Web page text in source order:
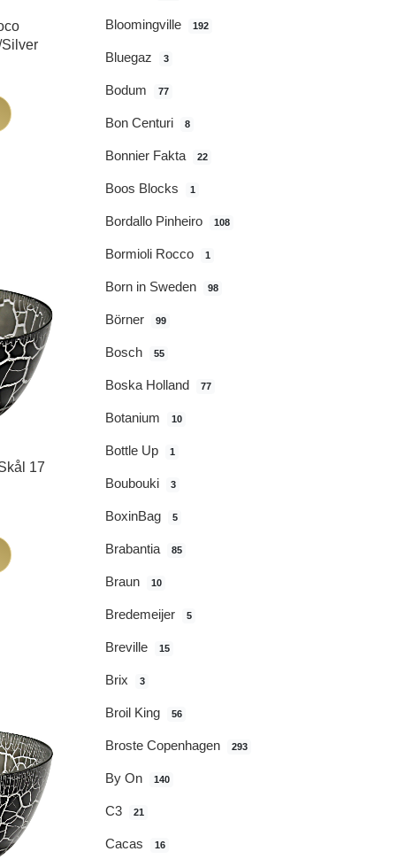
Bloomingville 192
Bluegaz 3
Bodum 77
Bon Centuri 8
Bonnier Fakta 22
Boos Blocks 1
Bordallo Pinheiro 108
Bormioli Rocco 1
Born in Sweden 98
Börner 99
Bosch 55
Boska Holland 77
Botanium 10
Bottle Up 1
Boubouki 3
BoxinBag 5
Brabantia 85
Braun 10
Bredemeijer 5
Breville 15
Brix 3
Broil King 56
Broste Copenhagen 293
By On 140
C3 21
Cacas 16
Silver
17